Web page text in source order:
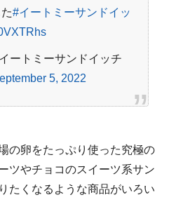
#イートミーサンドイッ
ートミーサンドイッチ
5, 2022
の卵をたっぷり使った究極の
ツやチョコのスイーツ系サン
たくなるような商品がいろい